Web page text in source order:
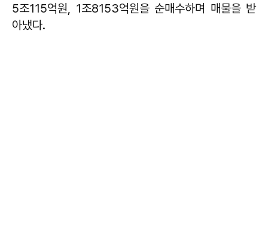
5조115억원, 1조8153억원을 순매수하며 매물을 받
아냈다.